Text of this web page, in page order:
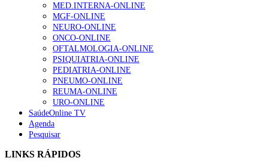
Quase quatro em cada dez doentes com enfarte
apresentavam níveis elevados de Lp(a), revela estudo
86 visualizações
“Os programas de rastreio do cancro do pulmão são
custo-efetivos e representam um investimento
sustentável para os sistemas de saúde”
66 visualizações
MED.INTERNA-ONLINE
MGF-ONLINE
NEURO-ONLINE
ONCO-ONLINE
OFTALMOLOGIA-ONLINE
PSIQUIATRIA-ONLINE
PEDIATRIA-ONLINE
PNEUMO-ONLINE
REUMA-ONLINE
URO-ONLINE
SaúdeOnline TV
Agenda
Pesquisar
LINKS RÁPIDOS